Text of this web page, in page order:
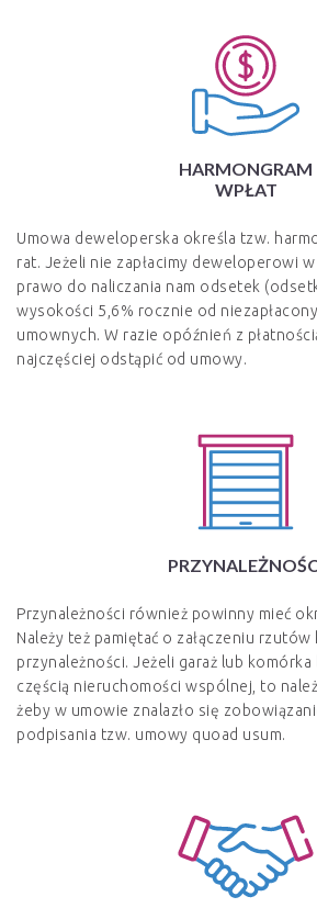
HARMONGRAM
WPŁAT
Umowa deweloperska określa tzw.
rat. Jeżeli nie zapłacimy deweloperowi
prawo do naliczania nam odsetek
wysokości 5,6% rocznie od
umownych. W razie opóźnień z
najczęściej odstąpić od umowy.
Przynależności również powinny mieć
Należy też pamiętać o załączeniu rzutów
przynależności. Jeżeli garaż lub
częścią nieruchomości wspólnej, to
żeby w umowie znalazło się
podpisania tzw. umowy quoad usum.